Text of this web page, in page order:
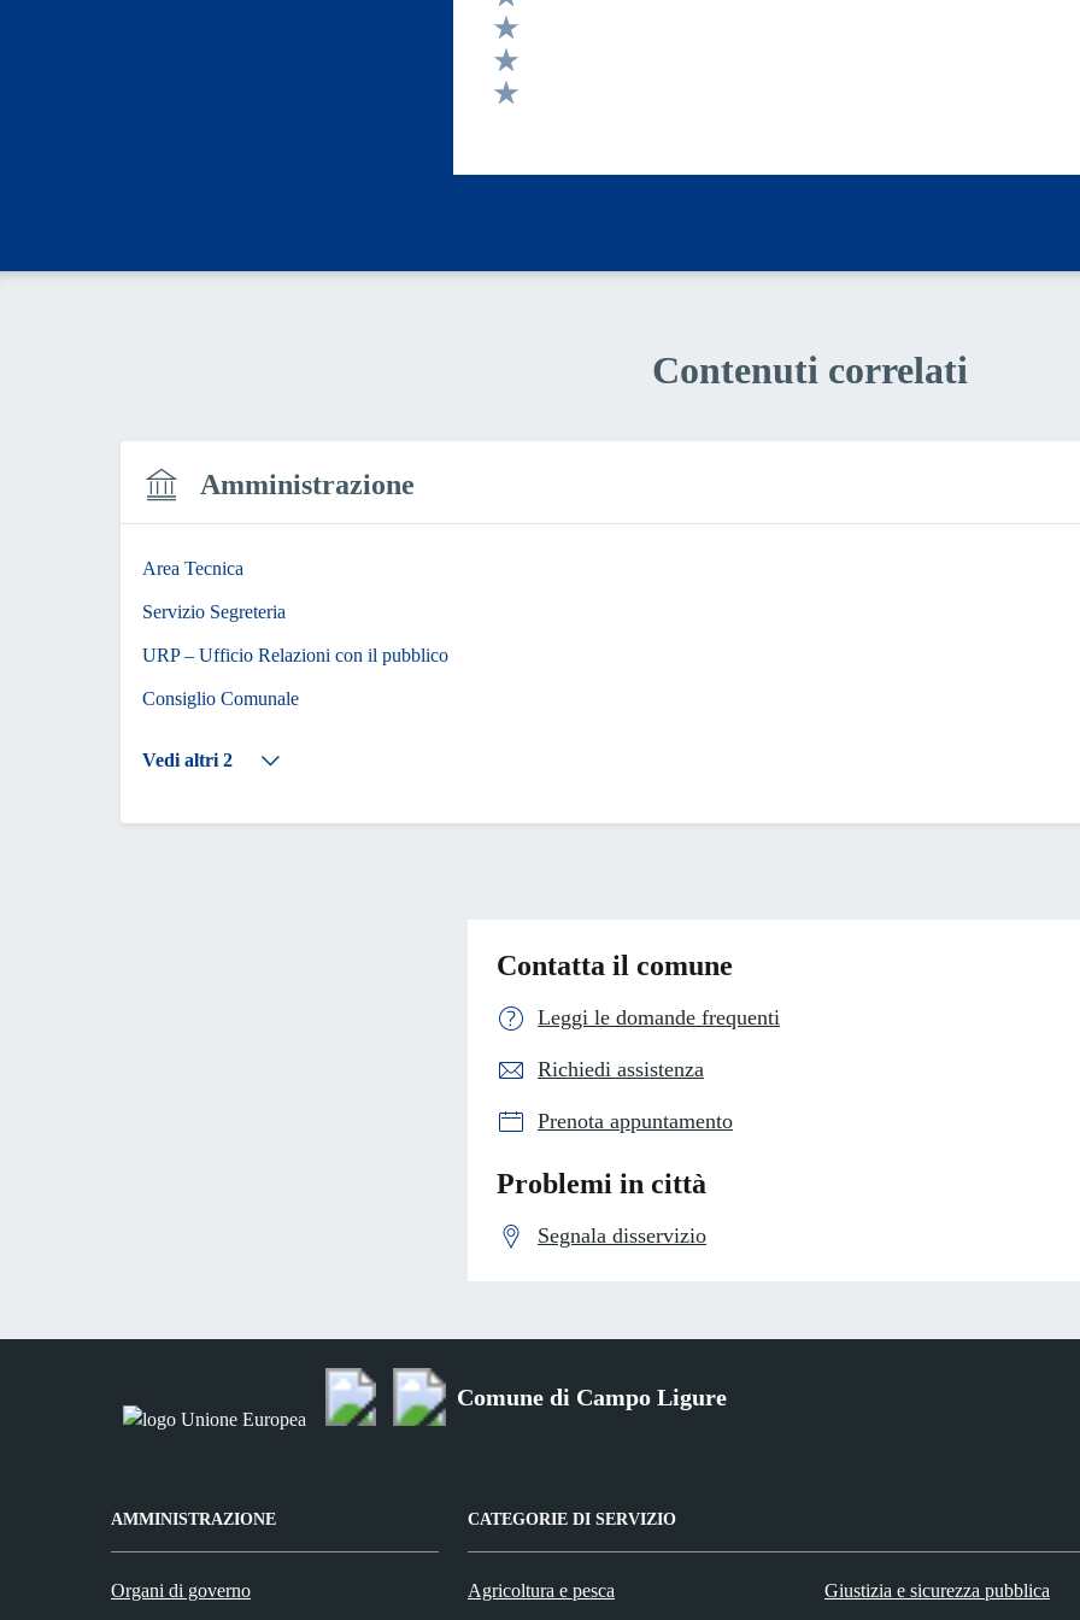
Valuta 4 stelle su 5
Valuta 3 stelle su 5
Valuta 2 stelle su 5
Contenuti correlati
Amministrazione
Area Tecnica
Servizio Segreteria
URP – Ufficio Relazioni con il pubblico
Consiglio Comunale
Vedi altri 2
Contatta il comune
Leggi le domande frequenti
Richiedi assistenza
Prenota appuntamento
Problemi in città
Segnala disservizio
Comune di Campo Ligure
AMMINISTRAZIONE
Organi di governo
CATEGORIE DI SERVIZIO
Agricoltura e pesca
Giustizia e sicurezza pubblica